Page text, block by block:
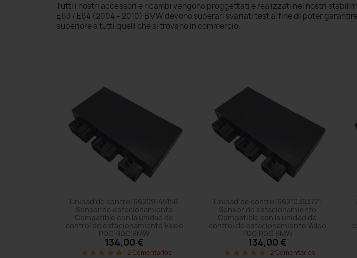
Tutti i nostri accessori e ricambi vengono proggettati e realizzati nei nostri
E63 / E64 (2004 - 2010) BMW devono superari svariati test al fine di poter
superiore a tutti quelli che si trovano in commercio.
Unidad de control 66209145158
Sensor de estacionamiento
Compatible con la unidad de
control de estacionamiento Valeo
PDC RDC BMW
134,00 €
star star star star star 2 Comentarios
Unidad de control 66210393721
Sensor de estacionamiento
Compatible con la unidad de
control de estacionamiento Valeo
PDC RDC BMW
134,00 €
star star star star star 2 Comentarios